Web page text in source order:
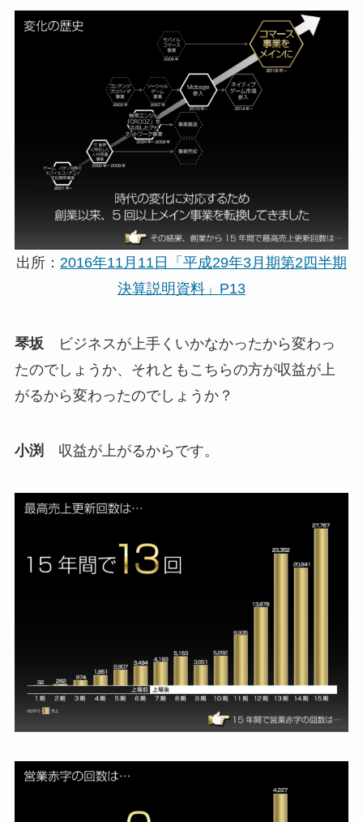
出所： 2016年11月11日「平成29年3月期第2四半期
決算説明資料」P13
琴坂ビジネスが上手くいかなかったから変わっ
たのでしょうか、それともこちらの方が収益が上
がるから変わったのでしょうか？
小渕 収益が上がるからです。